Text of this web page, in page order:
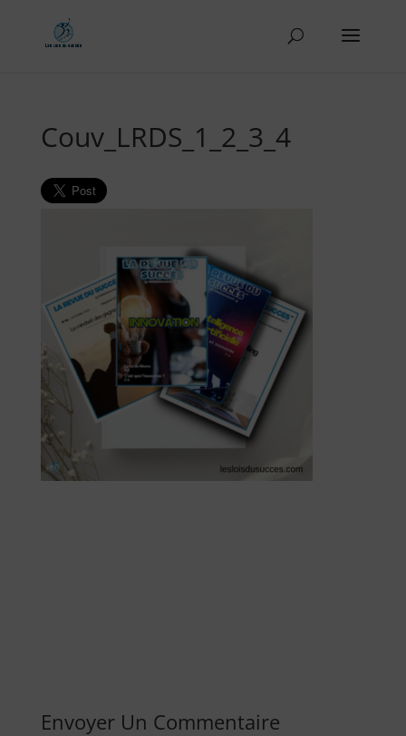
Couv_LRDS_1_2_3_4
Envoyer Un Commentaire